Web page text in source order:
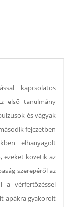
kapcsolatos
első tanulmány
és vágyak
fejezetben
elhanyagolt
ezeket követik az
szerepéről az
a vérfertőzéssel
apákra gyakorolt